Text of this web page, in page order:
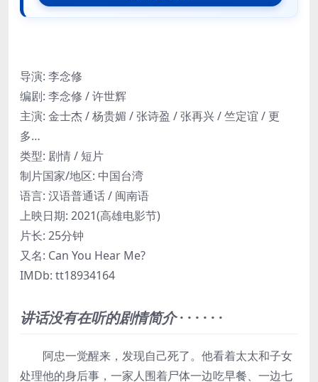
导演: 李念修
编剧: 李念修 / 许世辉
主演: 金士杰 / 杨贵媚 / 张诗盈 / 张再兴 / 竺定谊 / 更
多…
类型: 剧情 / 短片
制片国家/地区: 中国台湾
语言: 汉语普通话 / 闽南语
上映日期: 2021(高雄电影节)
片长: 25分钟
又名: Can You Hear Me?
IMDb: tt18934164
讲话没有在听的剧情简介· · · · · ·
阿忠一觉醒来，发现自己死了。他看着太太和子女
处理他的身后事，一家人围着尸体一边吃早餐、一边七